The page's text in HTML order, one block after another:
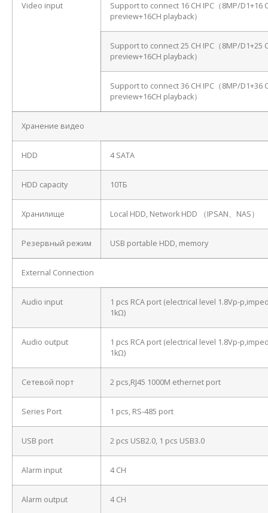
Video input
Support to connect 16 CH IPC（8MP/D1+16
preview+16CH playback）
Support to connect 25 CH IPC（8MP/D1+25
preview+16CH playback）
Support to connect 36 CH IPC（8MP/D1+36
preview+16CH playback）
Хранение видео
HDD 4 SATA
HDD capacity 10ТБ
Хранилище Local HDD, Network HDD （IPSAN、NAS）
Резервный режим USB portable HDD, memory
External Connection
Audio input
1 pcs RCA port (electrical level 1.8Vp-
1kΩ)
Audio output
1 pcs RCA port (electrical level 1.8Vp-
1kΩ)
Сетевой порт 2 pcs,RJ45 1000M ethernet port
Series Port 1 pcs, RS-485 port
USB port 2 pcs USB2.0, 1 pcs USB3.0
Alarm input 4 CH
Alarm output 4 CH